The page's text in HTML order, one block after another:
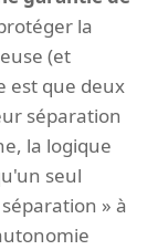
la
(et
est que deux
séparation
la logique
seul
» à